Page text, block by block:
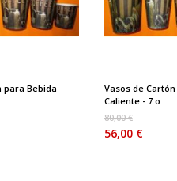
para Bebida
Vasos de
Caliente - 7 o...
80,00 €
56,00 €